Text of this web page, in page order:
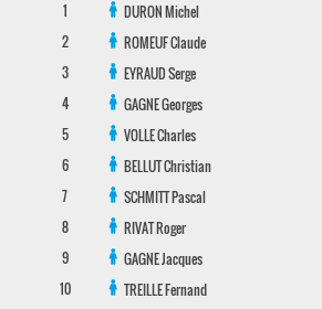
1 DURONMichel
2
ROMEUFClaude
3
EYRAUDSerge
4
GAGNEGeorges
5
VOLLECharles
6
BELLUTChristian
7
SCHMITTPascal
8
RIVATRoger
9
GAGNEJacques
10
TREILLEFernand